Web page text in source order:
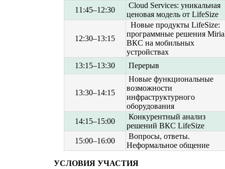
11:45–12:30
Cloud Services: уникальная
ценовая модель от LifeSize
12:30–13:15
Новые продукты LifeSize:
программные решения
ВКС на мобильных
устройствах
13:15–13:30
Перерыв
13:30–14:15
Новые функциональные
возможности
инфраструктурного
оборудования
14:15–15:00
Конкурентный анализ
решений ВКС LifeSize
15:00–16:00
Вопросы, ответы.
Неформальное общение
УСЛОВИЯ УЧАСТИЯ